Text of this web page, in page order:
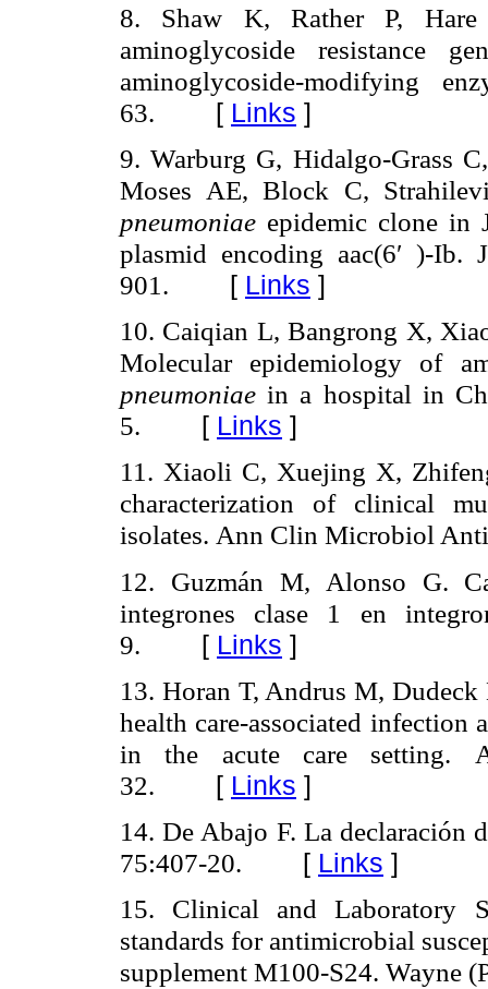
8. Shaw K, Rather P,
aminoglycoside resistance
aminoglycoside-modifying
63. [ Links ]
9. Warburg G, Hidalgo-Grass
Moses AE, Block C,
pneumoniae epidemic clone in
plasmid encoding aac(6′ )-Ib.
901. [ Links ]
10. Caiqian L, Bangrong X,
Molecular epidemiology of
pneumoniae in a hospital in
5. [ Links ]
11. Xiaoli C, Xuejing X,
characterization of clinical
isolates. Ann Clin Microbiol
12. Guzmán M, Alonso G.
integrones clase 1 en
9. [ Links ]
13. Horan T, Andrus M,
health care-associated
in the acute care setting.
32. [ Links ]
14. De Abajo F. La
75:407-20. [ Links ]
15. Clinical and Laboratory
standards for antimicrobial
supplement M100-S24. Wayne